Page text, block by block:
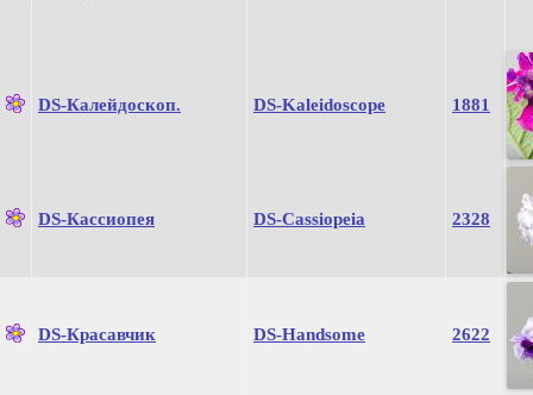
DS-Калейдоскоп. DS-Kaleidoscope 1881
DS-Кассиопея DS-Cassiopeia 2328
DS-Красавчик DS-Handsome 2622